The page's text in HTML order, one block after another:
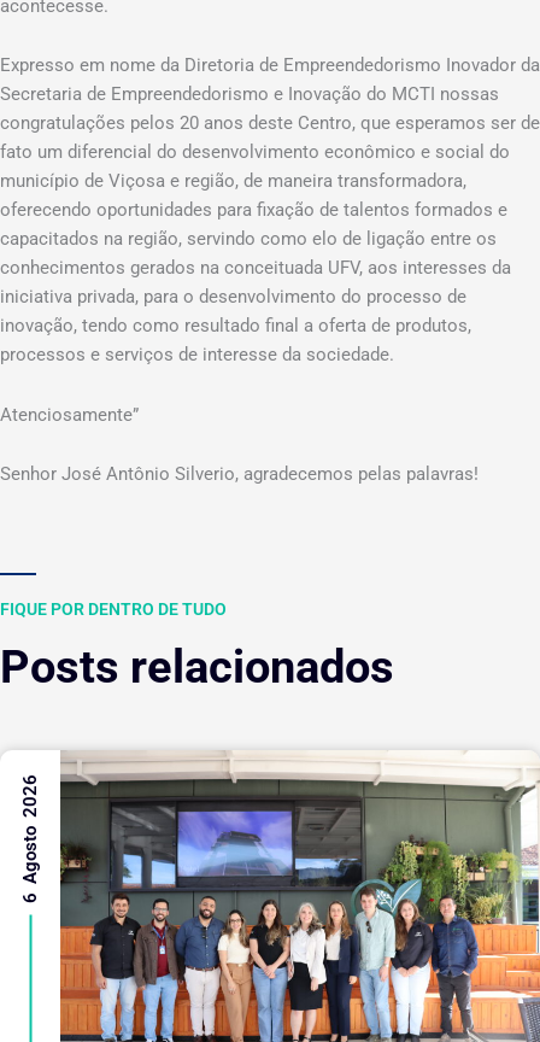
acontecesse.
Expresso em nome da Diretoria de Empreendedorismo Inovador da
Secretaria de Empreendedorismo e Inovação do MCTI nossas
congratulações pelos 20 anos deste Centro, que esperamos ser de
fato um diferencial do desenvolvimento econômico e social do
município de Viçosa e região, de maneira transformadora,
oferecendo oportunidades para fixação de talentos formados e
capacitados na região, servindo como elo de ligação entre os
conhecimentos gerados na conceituada UFV, aos interesses da
iniciativa privada, para o desenvolvimento do processo de
inovação, tendo como resultado final a oferta de produtos,
processos e serviços de interesse da sociedade.
Atenciosamente”
Senhor José Antônio Silverio, agradecemos pelas palavras!
FIQUE POR DENTRO DE TUDO
Posts relacionados
6 Agosto 2026